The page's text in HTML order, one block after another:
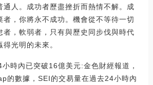
通人。成功者歷盡挫折而熱情不解。成
者，你將永不成功。機會從不等待一切
者，軟弱者，只有與歷史同步伐與時代
光明的未來。
時內已突破16億美元:金色財經報道，
的數據，SEI的交易量在過去24小時內